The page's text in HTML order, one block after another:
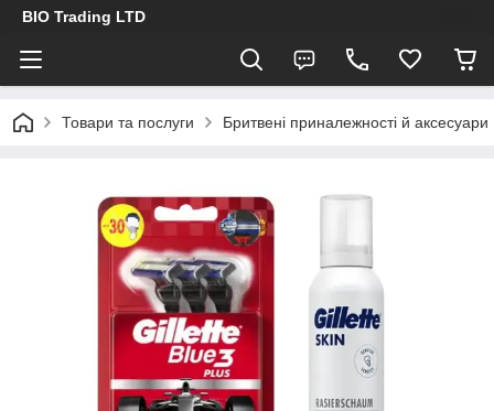
BIO Trading LTD
Товари та послуги Бритвені приналежності й аксесуари